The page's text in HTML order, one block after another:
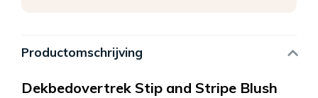
Productomschrijving
Dekbedovertrek Stip and Stripe Blush